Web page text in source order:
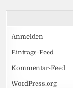
Anmelden
Eintrags-Feed
Kommentar-Feed
WordPress.org